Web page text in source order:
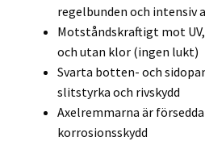
regelbunden och intensiv
Motståndskraftigt mot
och utan klor (ingen lukt)
Svarta botten- och
slitstyrka och rivskydd
Axelremmarna är
korrosionsskydd